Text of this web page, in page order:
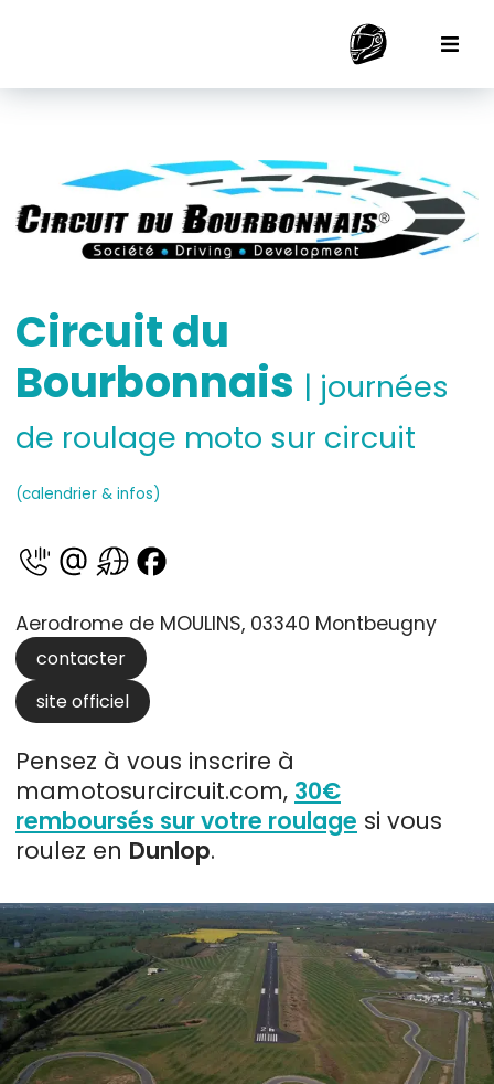
Circuit du
Bourbonnais | journées
de roulage moto sur circuit
(calendrier & infos)
Aerodrome de MOULINS, 03340 Montbeugny
contacter
site officiel
Pensez à vous inscrire à
mamotosurcircuit.com, 30€
remboursés sur votre roulage si vous
roulez en Dunlop.